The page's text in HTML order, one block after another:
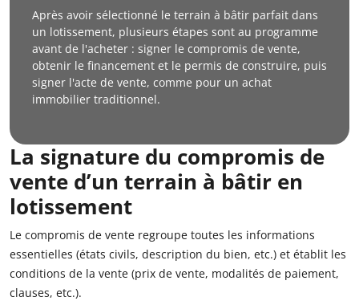
Après avoir sélectionné le terrain à bâtir parfait dans
un lotissement, plusieurs étapes sont au programme
avant de l'acheter : signer le compromis de vente,
obtenir le financement et le permis de construire, puis
signer l'acte de vente, comme pour un achat
immobilier traditionnel.
La signature du compromis de
vente d’un terrain à bâtir en
lotissement
Le compromis de vente regroupe toutes les informations
essentielles (états civils, description du bien, etc.) et établit les
conditions de la vente (prix de vente, modalités de paiement,
clauses, etc.).